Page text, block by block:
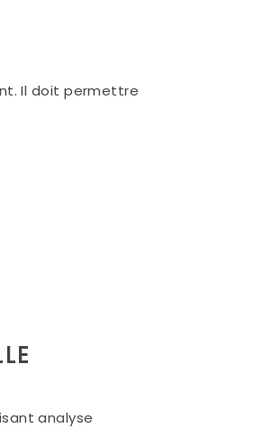
Il doit permettre
analyse